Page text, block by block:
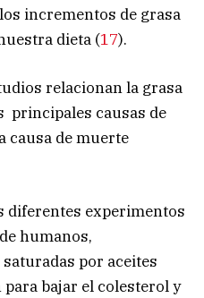
incrementos de grasa
dieta (17).
relacionan la grasa
principales causas de
causa de muerte
diferentes experimentos
humanos,
por aceites
bajar el colesterol y